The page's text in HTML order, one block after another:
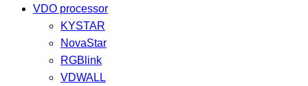
VDO processor
KYSTAR
NovaStar
RGBlink
VDWALL